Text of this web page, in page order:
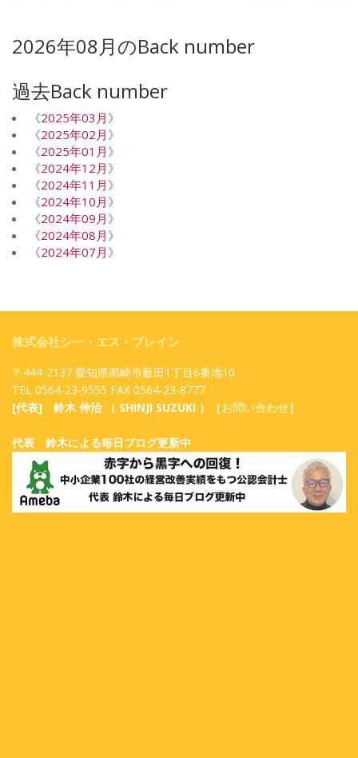
2026年08月のBack number
過去Back number
《2025年03月 》
《2025年02月 》
《2025年01月 》
《2024年12月 》
《2024年11月 》
《2024年10月 》
《2024年09月 》
《2024年08月 》
《2024年07月 》
株式会社シー・エス・ブレイン
〒444-2137 愛知県岡崎市薮田1丁目6番地10
TEL 0564-23-9555 FAX 0564-23-8777
[代表] 鈴木 伸治 （ SHINJI SUZUKI ）［お問い合わせ］
代表 鈴木による毎日ブログ更新中